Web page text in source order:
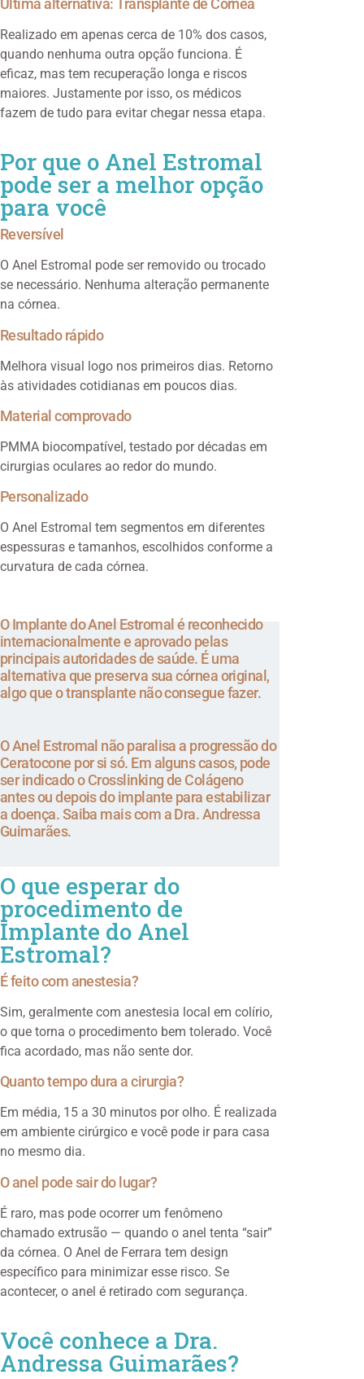
Última alternativa: Transplante de Córnea
Realizado em apenas cerca de 10% dos casos,
quando nenhuma outra opção funciona. É
eficaz, mas tem recuperação longa e riscos
maiores. Justamente por isso, os médicos
fazem de tudo para evitar chegar nessa etapa.
Por que o Anel Estromal
pode ser a melhor opção
para você
Reversível
O Anel Estromal pode ser removido ou trocado
se necessário. Nenhuma alteração permanente
na córnea.
Resultado rápido
Melhora visual logo nos primeiros dias. Retorno
às atividades cotidianas em poucos dias.
Material comprovado
PMMA biocompatível, testado por décadas em
cirurgias oculares ao redor do mundo.
Personalizado
O Anel Estromal tem segmentos em diferentes
espessuras e tamanhos, escolhidos conforme a
curvatura de cada córnea.
O Implante do Anel Estromal é reconhecido
internacionalmente e aprovado pelas
principais autoridades de saúde. É uma
alternativa que preserva sua córnea original,
algo que o transplante não consegue fazer.
O Anel Estromal não paralisa a progressão do
Ceratocone por si só. Em alguns casos, pode
ser indicado o Crosslinking de Colágeno
antes ou depois do implante para estabilizar
a doença. Saiba mais com a Dra. Andressa
Guimarães.
O que esperar do
procedimento de
Implante do Anel
Estromal?
É feito com anestesia?
Sim, geralmente com anestesia local em colírio,
o que torna o procedimento bem tolerado. Você
fica acordado, mas não sente dor.
Quanto tempo dura a cirurgia?
Em média, 15 a 30 minutos por olho. É realizada
em ambiente cirúrgico e você pode ir para casa
no mesmo dia.
O anel pode sair do lugar?
É raro, mas pode ocorrer um fenômeno
chamado extrusão — quando o anel tenta “sair”
da córnea. O Anel de Ferrara tem design
específico para minimizar esse risco. Se
acontecer, o anel é retirado com segurança.
Você conhece a Dra.
Andressa Guimarães?